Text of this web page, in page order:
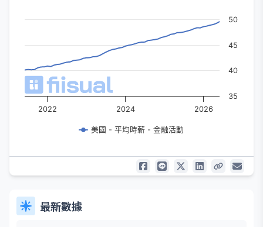
美國 - 平均時薪 - 金融活動
2022 2024 2026
35
40
45
50
最新數據